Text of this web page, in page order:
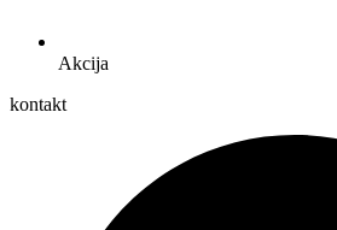
Akcija
kontakt